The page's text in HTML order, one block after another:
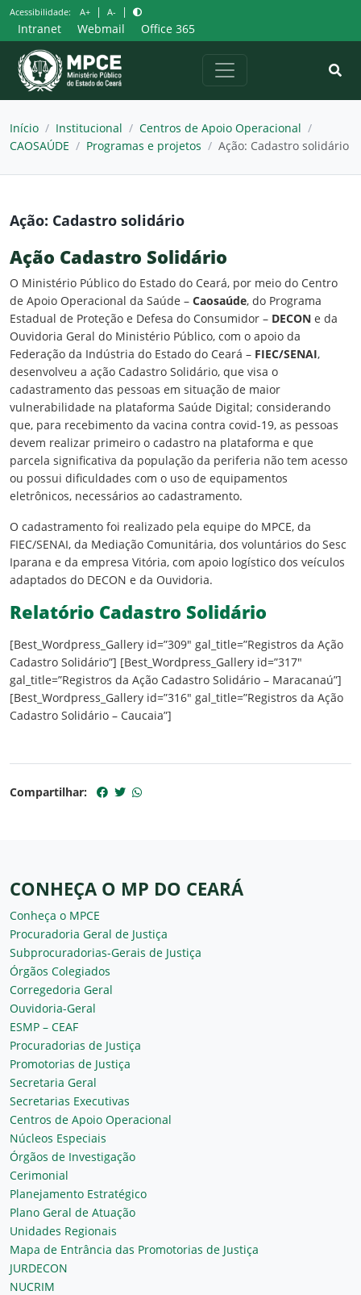
Pular
para
o
conteúdo
Acessibilidade: A+ | A- |
Intranet Webmail Office 365
Início / Institucional / Centros de Apoio Operacional /
CAOSAÚDE / Programas e projetos / Ação: Cadastro solidário
Ação: Cadastro solidário
Ação Cadastro Solidário
O Ministério Público do Estado do Ceará, por meio do Centro
de Apoio Operacional da Saúde – Caosaúde, do Programa
Estadual de Proteção e Defesa do Consumidor – DECON e da
Ouvidoria Geral do Ministério Público, com o apoio da
Federação da Indústria do Estado do Ceará – FIEC/SENAI,
desenvolveu a ação Cadastro Solidário, que visa o
cadastramento das pessoas em situação de maior
vulnerabilidade na plataforma Saúde Digital; considerando
que, para recebimento da vacina contra covid-19, as pessoas
devem realizar primeiro o cadastro na plataforma e que
parcela significativa da população da periferia não tem acesso
ou possui dificuldades com o uso de equipamentos
eletrônicos, necessários ao cadastramento.
O cadastramento foi realizado pela equipe do MPCE, da
FIEC/SENAI, da Mediação Comunitária, dos voluntários do Sesc
Iparana e da empresa Vitória, com apoio logístico dos veículos
adaptados do DECON e da Ouvidoria.
Relatório Cadastro Solidário
[Best_Wordpress_Gallery id=”309″ gal_title=”Registros da Ação
Cadastro Solidário”] [Best_Wordpress_Gallery id=”317″
gal_title=”Registros da Ação Cadastro Solidário – Maracanaú”]
[Best_Wordpress_Gallery id=”316″ gal_title=”Registros da Ação
Cadastro Solidário – Caucaia”]
Compartilhar:
CONHEÇA O MP DO CEARÁ
Conheça o MPCE
Procuradoria Geral de Justiça
Subprocuradorias-Gerais de Justiça
Órgãos Colegiados
Corregedoria Geral
Ouvidoria-Geral
ESMP – CEAF
Procuradorias de Justiça
Promotorias de Justiça
Secretaria Geral
Secretarias Executivas
Centros de Apoio Operacional
Núcleos Especiais
Órgãos de Investigação
Cerimonial
Planejamento Estratégico
Plano Geral de Atuação
Unidades Regionais
Mapa de Entrância das Promotorias de Justiça
JURDECON
NUCRIM